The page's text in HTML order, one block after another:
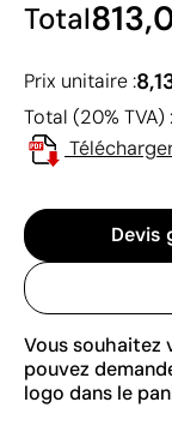
Total
Prix unitaire :
Total (20% TVA) :
Devis
Vous souhaitez
pouvez
logo dans le